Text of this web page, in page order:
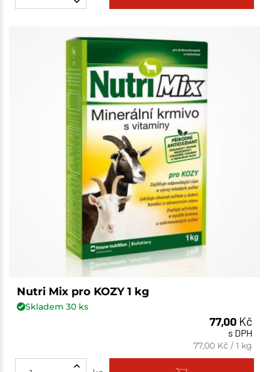
Nutri Mix pro KOZY 1 kg
Skladem 30ks
77,00 Kč
s DPH
77,00 Kč /1 kg